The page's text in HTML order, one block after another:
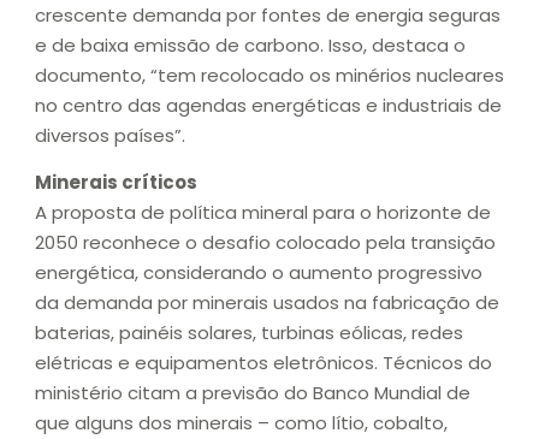
crescente demanda por fontes de energia seguras
e de baixa emissão de carbono. Isso, destaca o
documento, “tem recolocado os minérios nucleares
no centro das agendas energéticas e industriais de
diversos países”.
Minerais críticos
A proposta de política mineral para o horizonte de
2050 reconhece o desafio colocado pela transição
energética, considerando o aumento progressivo
da demanda por minerais usados na fabricação de
baterias, painéis solares, turbinas eólicas, redes
elétricas e equipamentos eletrônicos. Técnicos do
ministério citam a previsão do Banco Mundial de
que alguns dos minerais – como lítio, cobalto,